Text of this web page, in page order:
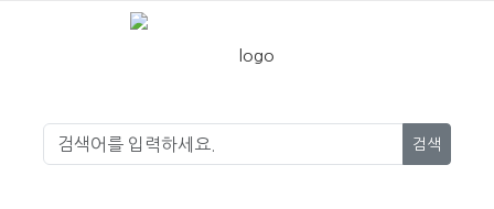
검색